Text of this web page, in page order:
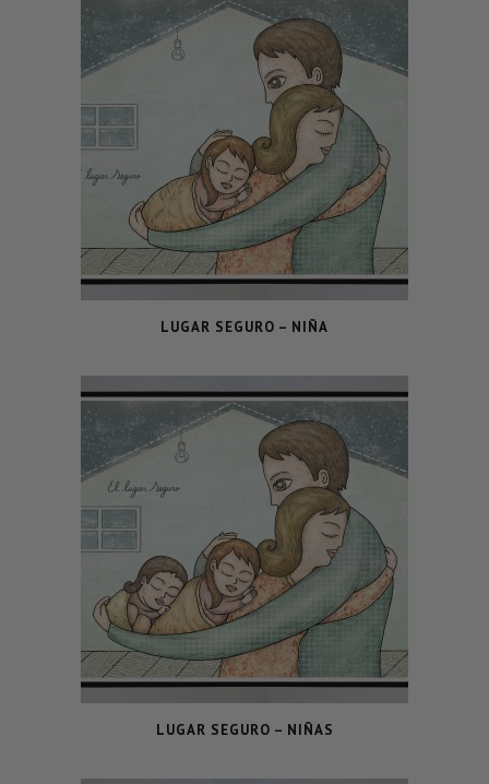
LUGAR SEGURO – NIÑA
LUGAR SEGURO – NIÑAS